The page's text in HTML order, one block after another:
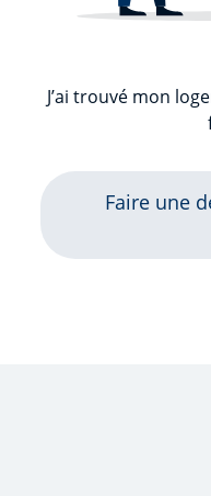
J’ai trouvé mon
Faire une